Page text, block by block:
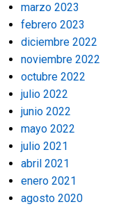
marzo 2023
febrero 2023
diciembre 2022
noviembre 2022
octubre 2022
julio 2022
junio 2022
mayo 2022
julio 2021
abril 2021
enero 2021
agosto 2020